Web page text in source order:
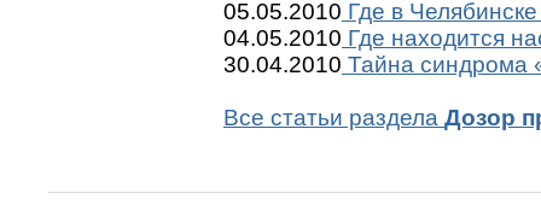
05.05.2010 Где в
04.05.2010 Где находится
30.04.2010 Тайна синдрома
Все статьи раздела Дозор